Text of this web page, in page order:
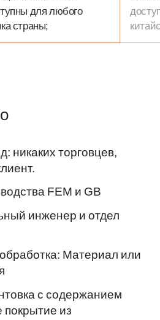
для любого
страны;
никаких торговцев,
FEM и GB
инженер и отдел
Материал или
с содержанием
покрытие из